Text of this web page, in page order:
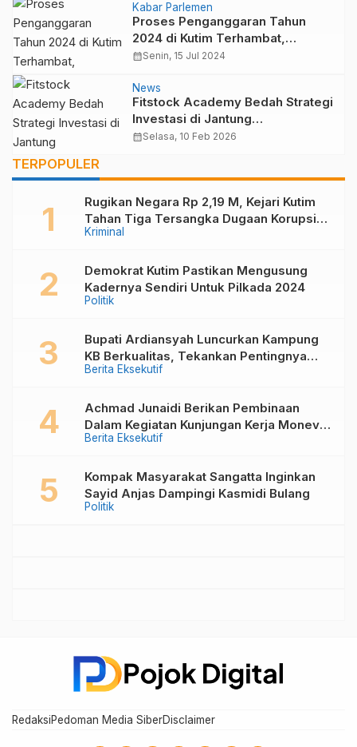
Kabar Parlemen
Proses Penganggaran Tahun
2024 di Kutim Terhambat,
Masyarakat Dapil V Kecewa
calendar_monthSenin, 15 Jul 2024
News
Fitstock Academy Bedah Strategi
Investasi di Jantung
Pemerintahan Baru: Mengupas
calendar_monthSelasa, 10 Feb 2026
TERPOPULER
Kriminal
Rugikan Negara Rp 2,19 M, Kejari Kutim
Tahan Tiga Tersangka Dugaan Korupsi
Pembangunan Kolam Renang Di Desa
Politik
Demokrat Kutim Pastikan Mengusung
Kadernya Sendiri Untuk Pilkada 2024
Berita Eksekutif
Bupati Ardiansyah Luncurkan Kampung
KB Berkualitas, Tekankan Pentingnya
Keluarga dalam Mewujudkan Generasi
Berita Eksekutif
Achmad Junaidi Berikan Pembinaan
Dalam Kegiatan Kunjungan Kerja Monev
PKB, Kader KKB dan PPKD di Muara
Politik
Kompak Masyarakat Sangatta Inginkan
Sayid Anjas Dampingi Kasmidi Bulang
RedaksiPedoman Media SiberDisclaimer